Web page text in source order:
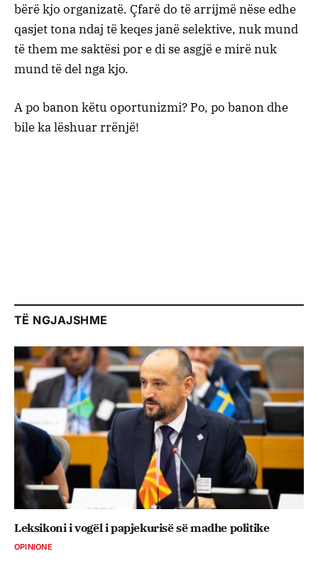
bërë kjo organizatë. Çfarë do të arrijmë nëse edhe
qasjet tona ndaj të keqes janë selektive, nuk mund
të them me saktësi por e di se asgjë e mirë nuk
mund të del nga kjo.
A po banon këtu oportunizmi? Po, po banon dhe
bile ka lëshuar rrënjë!
TË NGJAJSHME
Leksikoni i vogël i papjekurisë së madhe politike
OPINIONE